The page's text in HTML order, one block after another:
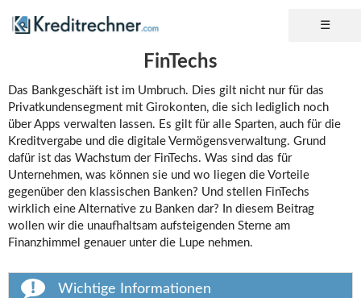
FinTechs
Das Bankgeschäft ist im Umbruch. Dies gilt nicht nur für das
Privatkundensegment mit Girokonten, die sich lediglich noch
über Apps verwalten lassen. Es gilt für alle Sparten, auch für die
Kreditvergabe und die digitale Vermögensverwaltung. Grund
dafür ist das Wachstum der FinTechs. Was sind das für
Unternehmen, was können sie und wo liegen die Vorteile
gegenüber den klassischen Banken? Und stellen FinTechs
wirklich eine Alternative zu Banken dar? In diesem Beitrag
wollen wir die unaufhaltsam aufsteigenden Sterne am
Finanzhimmel genauer unter die Lupe nehmen.
Wichtige Informationen